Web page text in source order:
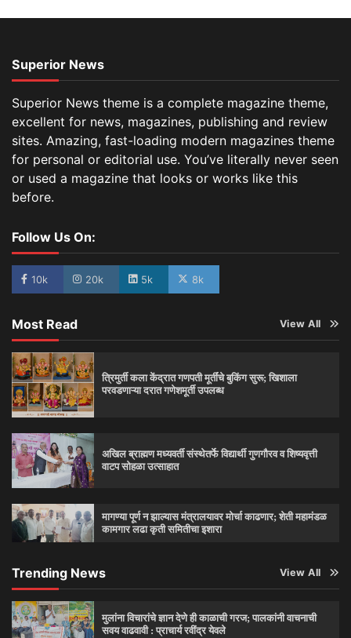
Superior News
Superior News theme is a complete magazine theme,
excellent for news, magazines, publishing and review
sites. Amazing, fast-loading modern magazines theme
for personal or editorial use. You’ve literally never seen
or used a magazine that looks or works like this
before.
Follow Us On:
10k 20k 5k 8k
Most Read View All
त्रिमुर्ती कला केंद्रात गणपती मूर्तींचे बुकिंग सुरू; खिशाला
परवडणाऱ्या दरात गणेशमूर्ती उपलब्ध
अखिल ब्राह्मण मध्यवर्ती संस्थेतर्फे विद्यार्थी गुणगौरव व शिष्यवृत्ती
वाटप सोहळा उत्साहात
मागण्या पूर्ण न झाल्यास मंत्रालयावर मोर्चा काढणार; शेती महामंडळ
कामगार लढा कृती समितीचा इशारा
Trending News View All
मुलांना विचारांचे ज्ञान देणे ही काळाची गरज; पालकांनी वाचनाची
सवय वाढवावी : प्राचार्य रवींद्र येवले